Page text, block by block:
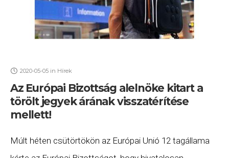
2020-05-05 in Hírek
Az Európai Bizottság alelnöke kitart a
törölt jegyek árának visszatérítése
mellett!
Múlt héten csütörtökön az Európai Unió 12 tagállama